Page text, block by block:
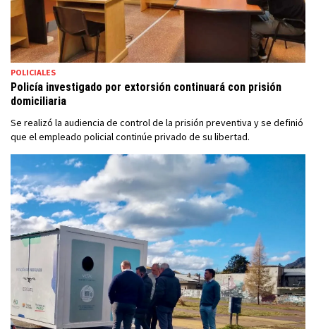
POLICIALES
Policía investigado por extorsión continuará con prisión
domiciliaria
Se realizó la audiencia de control de la prisión preventiva y se definió
que el empleado policial continúe privado de su libertad.